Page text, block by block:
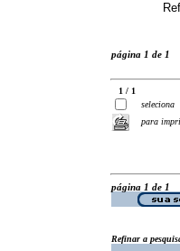
página 1 de 1
1 / 1
seleciona
para
página 1 de 1
Refinar a